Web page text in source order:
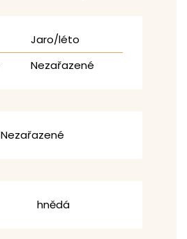
Jaro/léto
Nezařazené
Nezařazené
hnědá